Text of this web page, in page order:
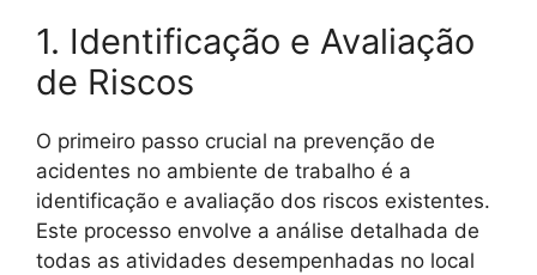
1. Identificação e Avaliação
de Riscos
O primeiro passo crucial na prevenção de
acidentes no ambiente de trabalho é a
identificação e avaliação dos riscos existentes.
Este processo envolve a análise detalhada de
todas as atividades desempenhadas no local